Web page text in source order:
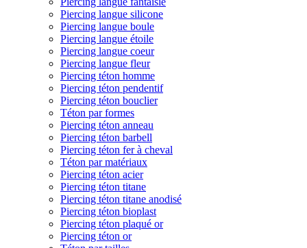
Piercing langue silicone
Piercing langue boule
Piercing langue étoile
Piercing langue coeur
Piercing langue fleur
Piercing téton homme
Piercing téton pendentif
Piercing téton bouclier
Téton par formes
Piercing téton anneau
Piercing téton barbell
Piercing téton fer à cheval
Téton par matériaux
Piercing téton acier
Piercing téton titane
Piercing téton titane anodisé
Piercing téton bioplast
Piercing téton plaqué or
Piercing téton or